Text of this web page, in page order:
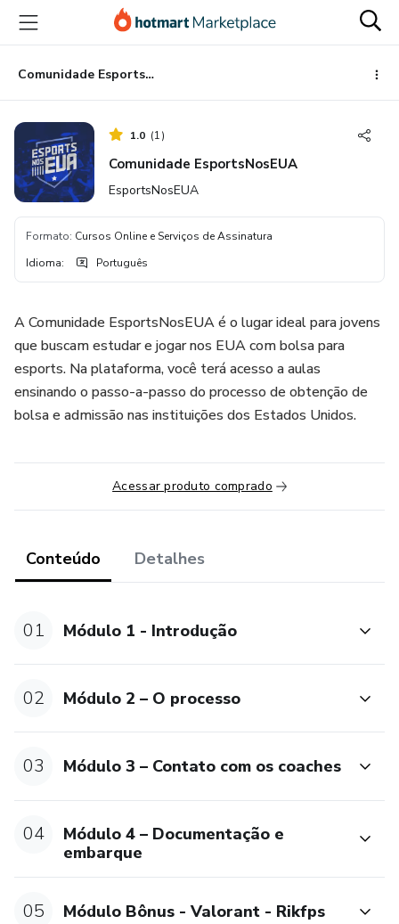
para
conteúdo
principal
para
pagamento
para
rodapé
Comunidade EsportsNosEUA
1.0 (1)
Comunidade EsportsNosEUA
EsportsNosEUA
Formato: Cursos Online e Serviços de Assinatura
Idioma: Português
A Comunidade EsportsNosEUA é o lugar ideal para jovens
que buscam estudar e jogar nos EUA com bolsa para
esports. Na plataforma, você terá acesso a aulas
ensinando o passo-a-passo do processo de obtenção de
bolsa e admissão nas instituições dos Estados Unidos.
Acessar produto comprado
Conteúdo Detalhes
01 Módulo 1 - Introdução
02 Módulo 2 – O processo
03 Módulo 3 – Contato com os coaches
04
Módulo 4 – Documentação e
embarque
05 Módulo Bônus - Valorant - Rikfps